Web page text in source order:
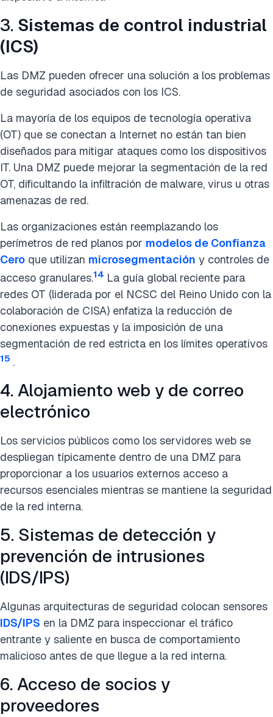
3. Sistemas de control industrial
(ICS)
Las DMZ pueden ofrecer una solución a los problemas
de seguridad asociados con los ICS.
La mayoría de los equipos de tecnología operativa
(OT) que se conectan a Internet no están tan bien
diseñados para mitigar ataques como los dispositivos
IT. Una DMZ puede mejorar la segmentación de la red
OT, dificultando la infiltración de malware, virus u otras
amenazas de red.
Las organizaciones están reemplazando los
perímetros de red planos por modelos de Confianza
Cero que utilizan microsegmentación y controles de
acceso granulares.14 La guía global reciente para
redes OT (liderada por el NCSC del Reino Unido con la
colaboración de CISA) enfatiza la reducción de
conexiones expuestas y la imposición de una
segmentación de red estricta en los límites operativos
15 .
4. Alojamiento web y de correo
electrónico
Los servicios públicos como los servidores web se
despliegan típicamente dentro de una DMZ para
proporcionar a los usuarios externos acceso a
recursos esenciales mientras se mantiene la seguridad
de la red interna.
5. Sistemas de detección y
prevención de intrusiones
(IDS/IPS)
Algunas arquitecturas de seguridad colocan sensores
IDS/IPS en la DMZ para inspeccionar el tráfico
entrante y saliente en busca de comportamiento
malicioso antes de que llegue a la red interna.
6. Acceso de socios y
proveedores